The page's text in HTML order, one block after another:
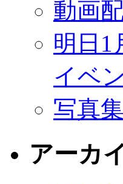
動画
明日1
イベ
写真
アーカ